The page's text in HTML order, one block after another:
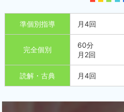
準個別指導 月4回
完全個別
60分
月2回
読解・古典 月4回